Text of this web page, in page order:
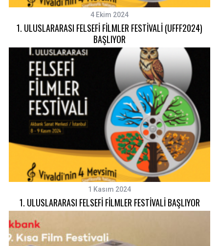
4 Ekim 2024
1. ULUSLARARASI FELSEFİ FİLMLER FESTİVALİ (UFFF2024)
BAŞLIYOR
1 Kasım 2024
1. ULUSLARARASI FELSEFİ FİLMLER FESTİVALİ BAŞLIYOR